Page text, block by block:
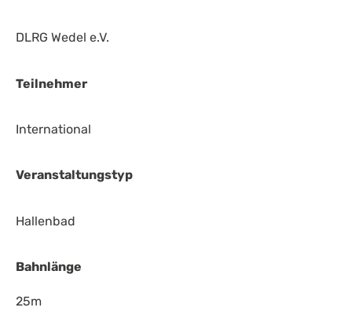
DLRG Wedel e.V.
Teilnehmer
International
Veranstaltungstyp
Hallenbad
Bahnlänge
25m